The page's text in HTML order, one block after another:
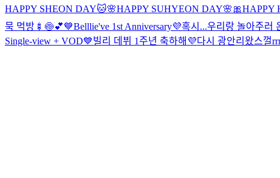
HAPPY SHEON DAY🐱🌸HAPPY SUHYEON DAY🌸 🎀HAPPY
묵 먹방🍢🍥💕💙Belllie've 1st Anniversary💜혹시...우리랑 놀아주러
Single-view + VOD💙빌리 데뷔 1주년 축하해💜다시 광안리왔스껄